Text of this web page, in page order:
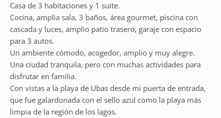
Casa de 3 habitaciones y 1 suite.
Cocina, amplia sala, 3 baños, área gourmet, piscina con
cascada y luces, amplio patio trasero, garaje con espacio
para 3 autos.
Un ambiente cómodo, acogedor, amplio y muy alegre.
Una ciudad tranquila, pero con muchas actividades para
disfrutar en familia.
Con vistas a la playa de Ubas desde mi puerta de entrada,
que fue galardonada con el sello azul como la playa más
limpia de la región de los lagos.